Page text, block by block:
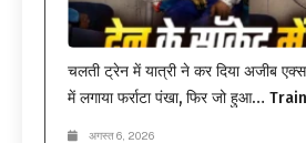
चलती ट्रेन में यात्री ने कर दिया अजीब
में लगाया फर्राटा पंखा, फिर जो हुआ…
अगस्त 6, 2026